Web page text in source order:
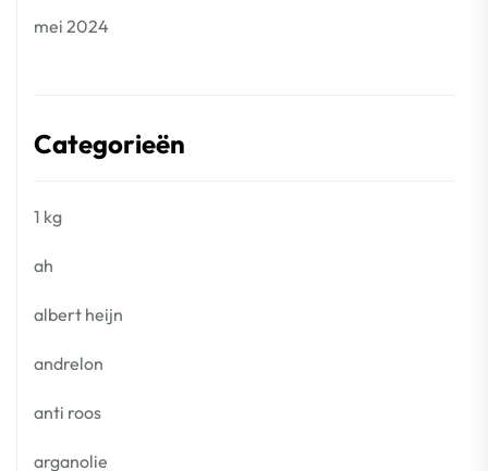
mei 2024
Categorieën
1 kg
ah
albert heijn
andrelon
anti roos
arganolie